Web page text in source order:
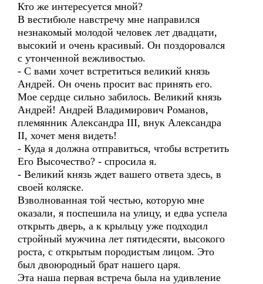
Кто же интересуется мной?
В вестибюле навстречу мне направился
незнакомый молодой человек лет двадцати,
высокий и очень красивый. Он поздоровался
с утонченной вежливостью.
- С вами хочет встретиться великий князь
Андрей. Он очень просит вас принять его.
Мое сердце сильно забилось. Великий князь
Андрей! Андрей Владимирович Романов,
племянник Александра III, внук Александра
II, хочет меня видеть!
- Куда я должна отправиться, чтобы встретить
Его Высочество? - спросила я.
- Великий князь ждет вашего ответа здесь, в
своей коляске.
Взволнованная той честью, которую мне
оказали, я поспешила на улицу, и едва успела
открыть дверь, а к крыльцу уже подходил
стройный мужчина лет пятидесяти, высокого
роста, с открытым породистым лицом. Это
был двоюродный брат нашего царя.
Эта наша первая встреча была на удивление